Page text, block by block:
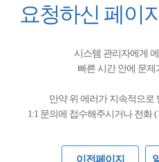
요청하신 페이
시스템 관리자에게
빠른 시간 안에 문
만약 위 에러가 지속적으로
1:1 문의에 접수해주시거나 전화 (
이전페이지